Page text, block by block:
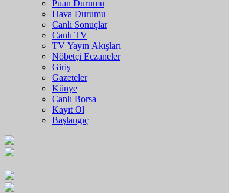
Puan Durumu
Hava Durumu
Canlı Sonuçlar
Canlı TV
TV Yayın Akışları
Nöbetçi Eczaneler
Giriş
Gazeteler
Künye
Canlı Borsa
Kayıt Ol
Başlangıç